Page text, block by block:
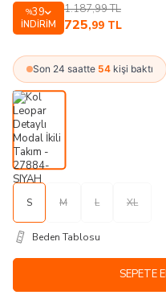
%39
İNDIRIM
1.187,99TL
725,99 TL
Son 24 saatte 54 kişi baktı
S M L XL
Beden Tablosu
SEPETE